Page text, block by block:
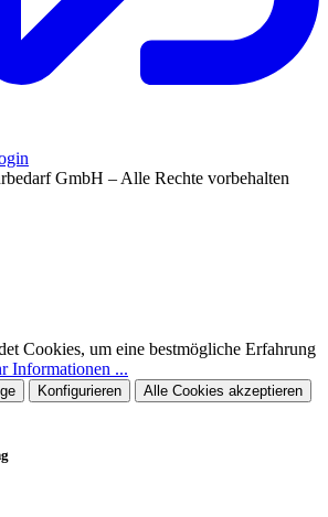
GmbH – Alle Rechte vorbehalten
Cookies, um eine bestmögliche Erfahrung
Informationen ...
Konfigurieren Alle Cookies akzeptieren